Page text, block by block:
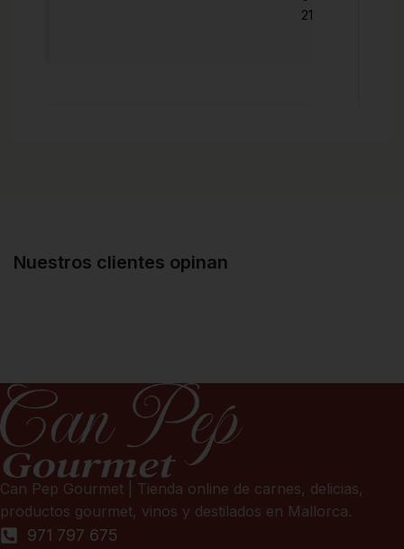
21
Nuestros clientes opinan
Can Pep Gourmet | Tienda online de carnes, delicias,
productos gourmet, vinos y destilados en Mallorca.
971 797 675